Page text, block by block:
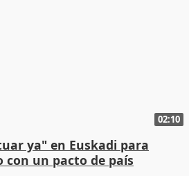
02:10
ya" en Euskadi para
un pacto de país